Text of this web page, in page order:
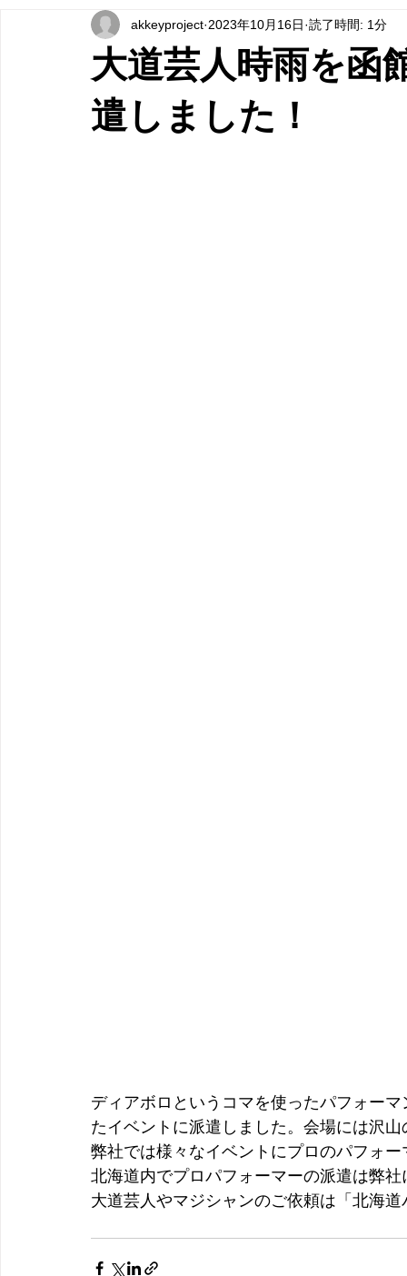
大道芸人時雨を函
遣しました！
akkeyproject 2023年10月16日 読了時間: 1分
ディアボロというコマを使ったパフォー
たイベントに派遣しました。会場には沢
弊社では様々なイベントにプロのパフォ
北海道内でプロパフォーマーの派遣は弊
大道芸人やマジシャンのご依頼は「北海